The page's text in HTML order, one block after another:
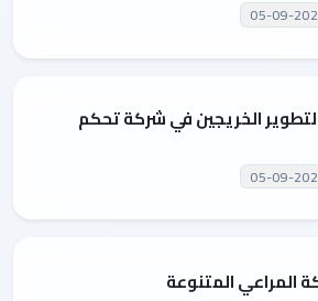
لتطوير الخريجين في شركة تحكم
المراعي المتنوعة